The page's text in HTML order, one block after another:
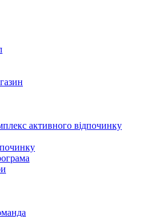
активного відпочинку